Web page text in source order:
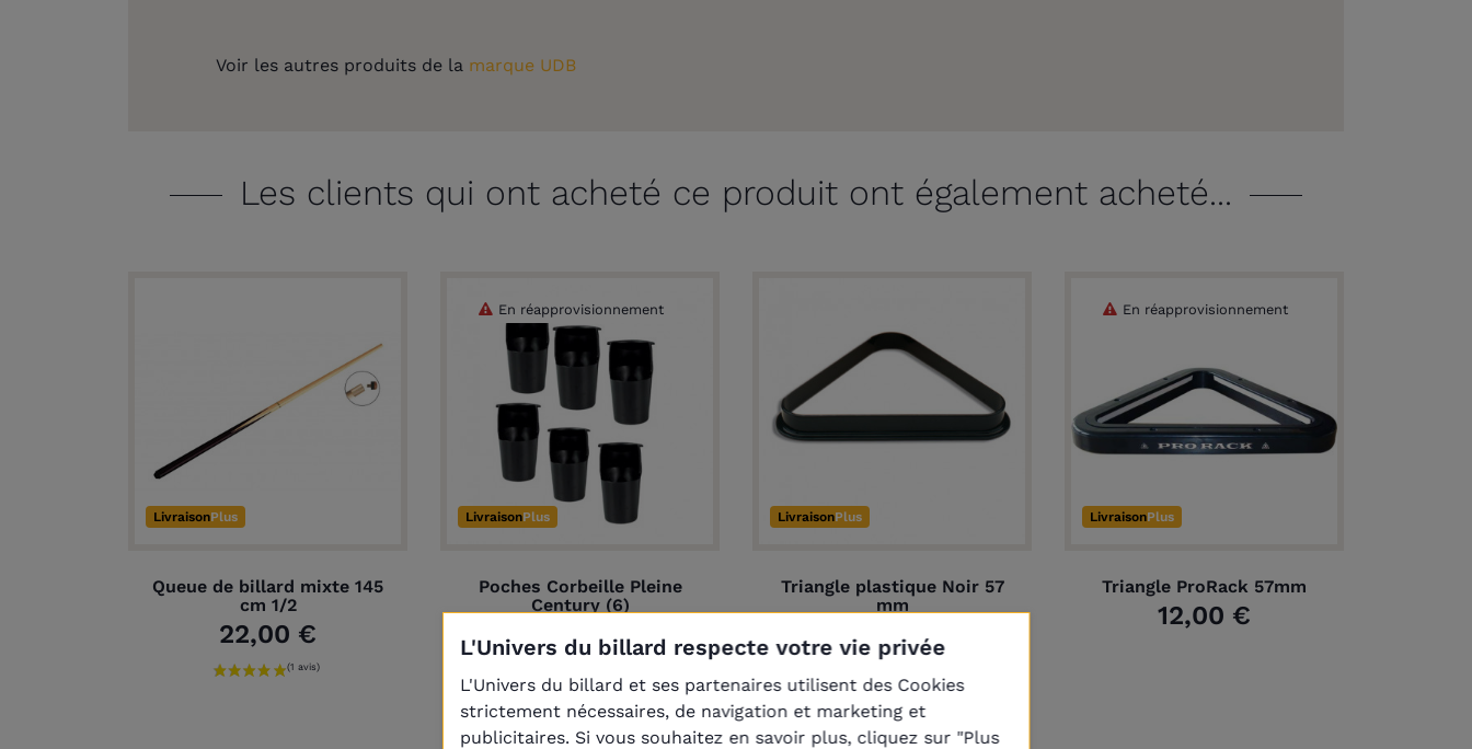
Voir les autres produits de la marque UDB
Les clients qui ont acheté ce produit ont également acheté...
LivraisonPlus
Queue de billard mixte 145
cm 1/2
22,00 €
LivraisonPlus
Poches Corbeille Pleine
Century (6)
96,00 €
En réapprovisionnement
LivraisonPlus
Triangle plastique Noir 57
mm
6,00 €
LivraisonPlus
Triangle ProRack 57mm
12,00 €
En réapprovisionnement
L'Univers du billard respecte votre vie privée
L'Univers du billard et ses partenaires utilisent des Cookies
strictement nécessaires, de navigation et marketing et
publicitaires. Si vous souhaitez en savoir plus, cliquez sur "Plus